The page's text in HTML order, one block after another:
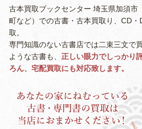
古本買取ブックセンター 埼玉県加須市
町など）での古書・古本買取り、CD
取。
専門知識のない古書店では二束三文で
ような古書も、 正しい眼力でしっかり
ろん、宅配買取にも対応致します。